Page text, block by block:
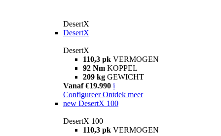
DesertX
DesertX
DesertX
110,3 pk VERMOGEN
92 Nm KOPPEL
209 kg GEWICHT
Vanaf €19.990 i
Configureer Ontdek meer
new DesertX 100
DesertX 100
110,3 pk VERMOGEN